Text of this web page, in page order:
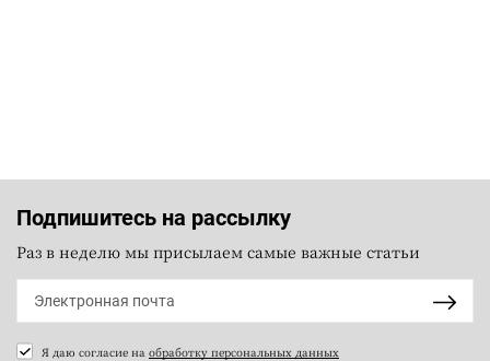
Подпишитесь на рассылку
Раз в неделю мы присылаем самые важные статьи
Я даю согласие на обработку персональных данных